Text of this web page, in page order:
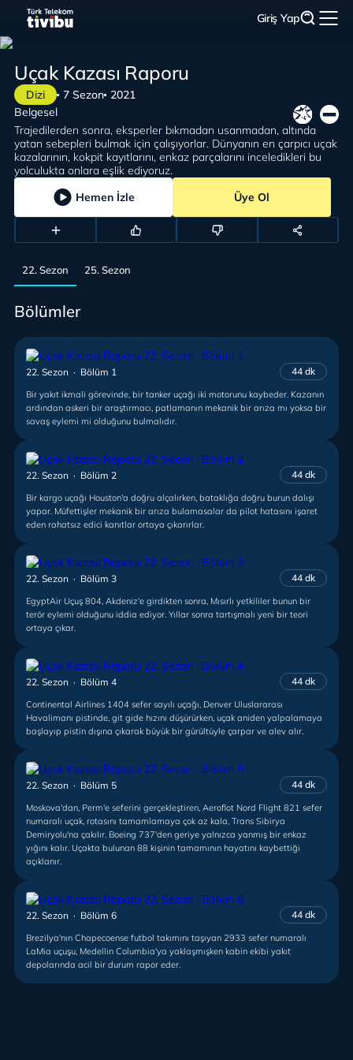
Giriş Yap
Dizi 7 Sezon 2021
Uçak Kazası Raporu
Trajedilerden sonra, eksperler bıkmadan usanmadan, altında
yatan sebepleri bulmak için çalışıyorlar. Dünyanın en çarpıcı uçak
kazalarının, kokpit kayıtlarını, enkaz parçalarını inceledikleri bu
yolculukta onlara eşlik ediyoruz.
Belgesel
Hemen İzle Üye Ol
22. Sezon 25. Sezon
Bölümler
22. Sezon · Bölüm 1 44 dk
Bir yakıt ikmali görevinde, bir tanker uçağı iki motorunu kaybeder. Kazanın
ardından askeri bir araştırmacı, patlamanın mekanik bir arıza mı yoksa bir
savaş eylemi mi olduğunu bulmalıdır.
22. Sezon · Bölüm 2 44 dk
Bir kargo uçağı Houston'a doğru alçalırken, bataklığa doğru burun dalışı
yapar. Müfettişler mekanik bir arıza bulamasalar da pilot hatasını işaret
eden rahatsız edici kanıtlar ortaya çıkarırlar.
22. Sezon · Bölüm 3 44 dk
EgyptAir Uçuş 804, Akdeniz'e girdikten sonra, Mısırlı yetkililer bunun bir
terör eylemi olduğunu iddia ediyor. Yıllar sonra tartışmalı yeni bir teori
ortaya çıkar.
22. Sezon · Bölüm 4 44 dk
Continental Airlines 1404 sefer sayılı uçağı, Denver Uluslararası
Havalimanı pistinde, git gide hızını düşürürken, uçak aniden yalpalamaya
başlayıp pistin dışına çıkarak büyük bir gürültüyle çarpar ve alev alır.
22. Sezon · Bölüm 5 44 dk
Moskova'dan, Perm'e seferini gerçekleştiren, Aeroflot Nord Flight 821 sefer
numaralı uçak, rotasını tamamlamaya çok az kala, Trans Sibirya
Demiryolu'na çakılır. Boeing 737'den geriye yalnızca yanmış bir enkaz
yığını kalır. Uçakta bulunan 88 kişinin tamamının hayatını kaybettiği
açıklanır.
22. Sezon · Bölüm 6 44 dk
Brezilya'nın Chapecoense futbol takımını taşıyan 2933 sefer numaralı
LaMia uçuşu, Medellin Columbia'ya yaklaşmışken kabin ekibi yakıt
depolarında acil bir durum rapor eder.